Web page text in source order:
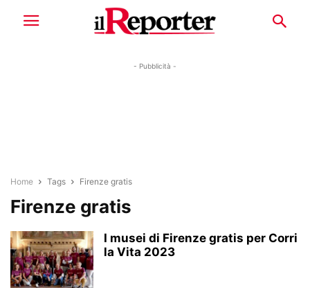
- Pubblicità -
Home Tags Firenze gratis
Firenze gratis
I musei di Firenze gratis per Corri
la Vita 2023